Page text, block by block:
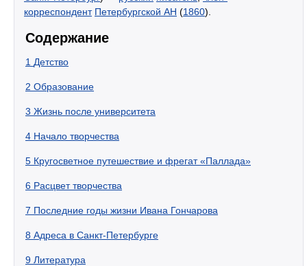
корреспондент Петербургской АН (1860).
Содержание
1 Детство
2 Образование
3 Жизнь после университета
4 Начало творчества
5 Кругосветное путешествие и фрегат «Паллада»
6 Расцвет творчества
7 Последние годы жизни Ивана Гончарова
8 Адреса в Санкт-Петербурге
9 Литература